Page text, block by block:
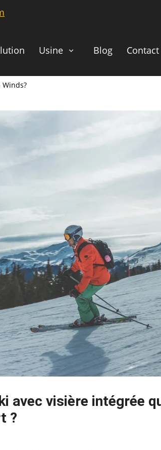
Usine Blog Contact
avec visière intégrée
?